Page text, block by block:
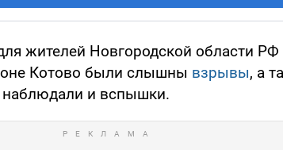
жителей Новгородской области
Котово были слышны взрывы, а
наблюдали и вспышки.